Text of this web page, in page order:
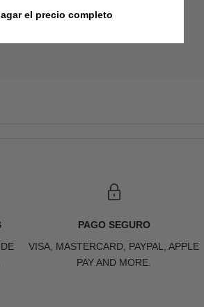
PAGO SEGURO
VISA, MASTERCARD, PAYPAL, APPLE
PAY AND MORE.
el precio completo